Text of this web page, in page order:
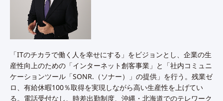
「ITのチカラで働く人を幸せにする」をビジョンとし、企業の生
産性向上のための「インターネット創客事業」と「社内コミュニ
ケーションツール「SONR.（ソナー）」の提供」を行う。残業ゼ
ロ、有給休暇100％取得を実現しながら高い生産性を上げてい
る。電話受付なし、時差出勤制度、沖縄・北海道でのテレワーク